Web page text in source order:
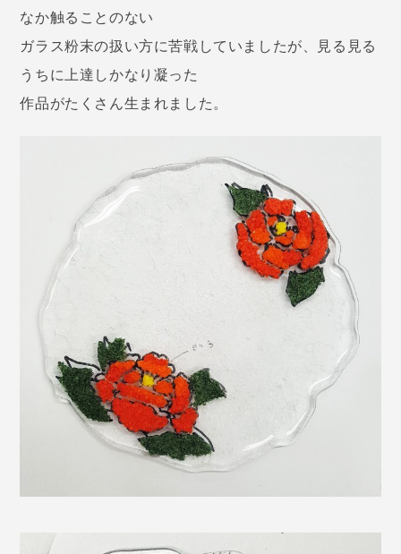
なか触ることのない
ガラス粉末の扱い方に苦戦していましたが、見る見る
うちに上達しかなり凝った
作品がたくさん生まれました。